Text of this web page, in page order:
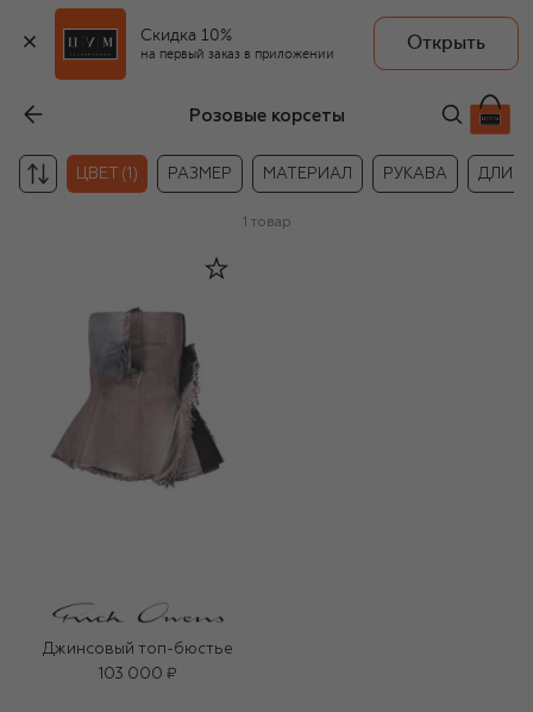
Скидка 10%
на первый заказ в приложении
Открыть
Розовые корсеты
ЦВЕТ (1) РАЗМЕР МАТЕРИАЛ РУКАВА
1 товар
Джинсовый топ-бюстье
103 000 ₽